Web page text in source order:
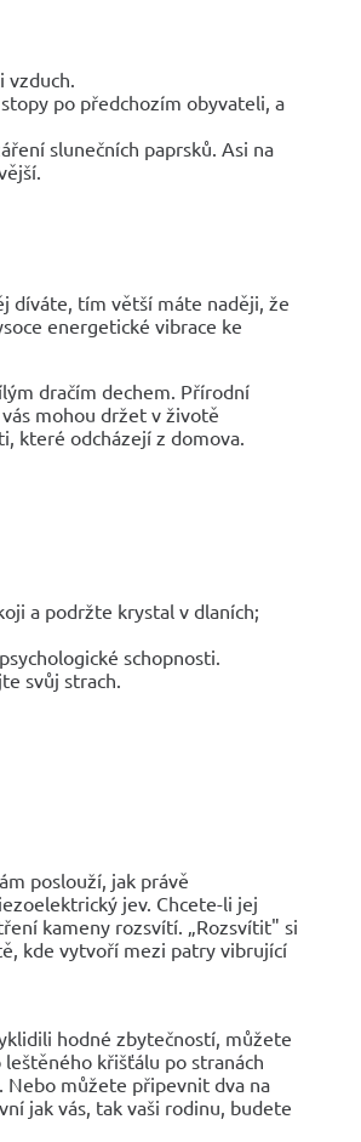
vzduch.
po předchozím obyvateli, a
slunečních paprsků. Asi na
díváte, tím větší máte naději, že
energetické vibrace ke
dračím dechem. Přírodní
mohou držet v životě
které odcházejí z domova.
a podržte krystal v dlaních;
schopnosti.
svůj strach.
poslouží, jak právě
jev. Chcete-li jej
kameny rozsvítí. „Rozsvítit" si
kde vytvoří mezi patry vibrující
hodné zbytečností, můžete
křišťálu po stranách
Nebo můžete připevnit dva na
jak vás, tak vaši rodinu, budete